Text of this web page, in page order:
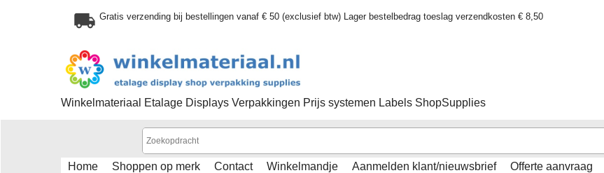
Gratis verzending bij bestellingen vanaf € 50 (exclusief btw) Lager bestelbedrag toeslag verzendkosten € 8,50
Winkelmateriaal Etalage Displays Verpakkingen Prijs systemen Labels ShopSupplies
Home Shoppen op merk Contact Winkelmandje Aanmelden klant/nieuwsbrief Offerte aanvraag